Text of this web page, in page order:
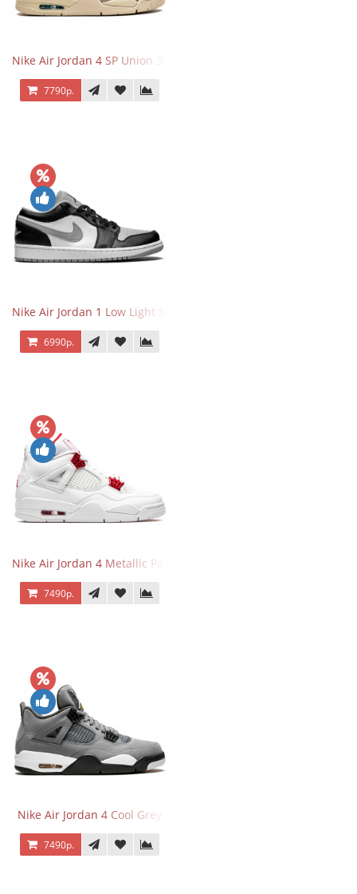
Nike Air Jordan 4 SP Union 30th Anniversary Taupe Haze
7790р.
Nike Air Jordan 1 Low Light Smoke Grey
6990р.
Nike Air Jordan 4 Metallic Pack University Red
7490р.
Nike Air Jordan 4 Cool Grey
7490р.